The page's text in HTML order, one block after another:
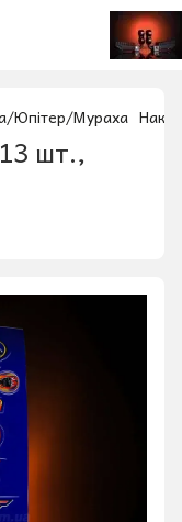
Юпітер/Мураха
шт.,